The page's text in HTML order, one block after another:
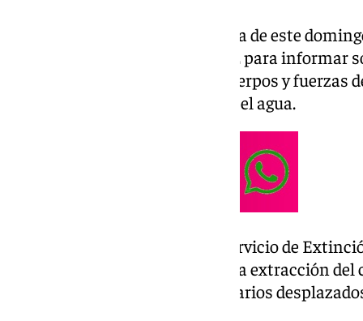
A las 4.30 horas de la madrugada de este
Sanitarias 061 contactó con 112 para informar
Acto seguido, 112 activó a los cuerpos y
el cuerpo, que se encontraba en el agua.
A su llegada, los efectivos del Servicio de
Marítimo se han encargado de la extracción
tierra, donde los servicios sanitarios